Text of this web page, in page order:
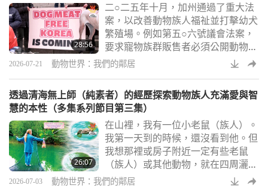
28:56
二○二五年十月，加州通過了重大法
案，以改善動物族人福祉並打擊幼犬
繁殖場。例如第五○六號議會法案，
要求寵物族群販售者必須公開動物族
人的來源和健康紀錄，而第五一九號
加州以外繁殖的寵物族人。
2026-07-21 動物世界：我們的鄰居
透過清海無上師（純素者）的經歷探索動物族人充滿愛與智
慧的本性（多集系列節目第三集）
26:07
在山裡，我有一位小老鼠（族人）。
我第一天到的時候，還沒看到他。但
我想那裡或房子附近一定有些老鼠
（族人）或其他動物，就在四周灑一
些麵包，隔天早上都被吃光了。鳥
2026-07-03 動物世界：我們的鄰居